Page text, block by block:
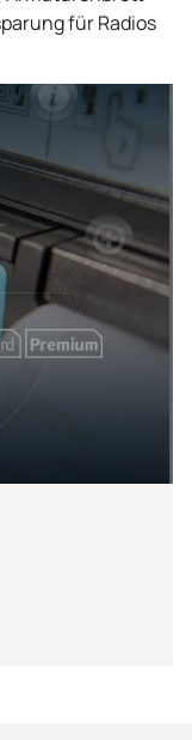
für Radios